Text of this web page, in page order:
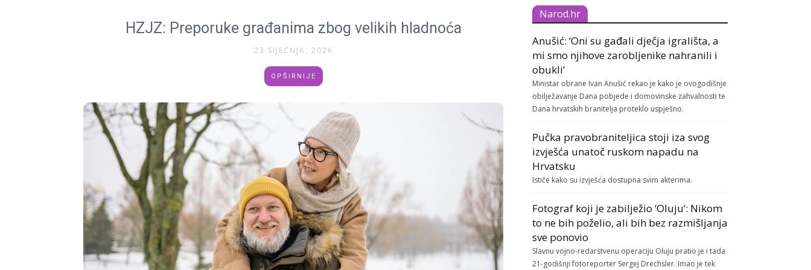
HZJZ: Preporuke građanima zbog velikih hladnoća
23 SIJEČNJA, 2026
OPŠIRNIJE
Narod.hr
Anušić: ‘Oni su gađali dječja igrališta, a
mi smo njihove zarobljenike nahranili i
obukli’
Ministar obrane Ivan Anušić rekao je kako je ovogodišnje
obilježavanje Dana pobjede i domovinske zahvalnosti te
Dana hrvatskih branitelja proteklo uspješno.
Pučka pravobraniteljica stoji iza svog
izvješća unatoč ruskom napadu na
Hrvatsku
Ističe kako su izvješća dostupna svim akterima.
Fotograf koji je zabilježio ‘Oluju’: Nikom
to ne bih poželio, ali bih bez razmišljanja
sve ponovio
Slavnu vojno-redarstvenu operaciju Oluju pratio je i tada
21-godišnji fotoreporter Sergej Drechsler. Imao je tek